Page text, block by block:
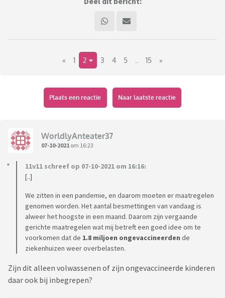
« 1 2 3 4 5 15 »
Plaats een reactie Naar laatste reactie
WorldlyAnteater37
07-10-2021 om 16:23
11v11 schreef op 07-10-2021 om 16:16:
[..]
We zitten in een pandemie, en daarom moeten er maatregelen
genomen worden. Het aantal besmettingen van vandaag is
alweer het hoogste in een maand. Daarom zijn vergaande
gerichte maatregelen wat mij betreft een goed idee om te
voorkomen dat de 1.8 miljoen ongevaccineerden de
ziekenhuizen weer overbelasten.
Zijn dit alleen volwassenen of zijn ongevaccineerde kinderen
daar ook bij inbegrepen?